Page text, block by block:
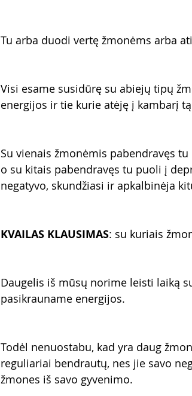
Tu arba duodi vertę žmonėms arba
Visi esame susidūrę su abiejų tipų
energijos ir tie kurie atėję į kambarį
Su vienais žmonėmis pabendravęs
o su kitais pabendravęs tu puoli į
negatyvo, skundžiasi ir apkalbinėja
KVAILAS KLAUSIMAS: su kuriais
Daugelis iš mūsų norime leisti laiką
pasikrauname energijos.
Todėl nenuostabu, kad yra daug
reguliariai bendrautų, nes jie savo
žmones iš savo gyvenimo.